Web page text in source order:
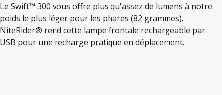
Le Swift™ 300 vous offre plus qu'assez de lumens à notre
poids le plus léger pour les phares (82 grammes).
NiteRider® rend cette lampe frontale rechargeable par
USB pour une recharge pratique en déplacement.